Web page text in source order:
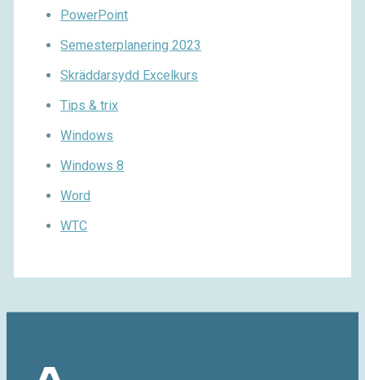
PowerPoint
Semesterplanering 2023
Skräddarsydd Excelkurs
Tips & trix
Windows
Windows 8
Word
WTC